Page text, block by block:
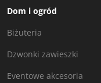
Dom i ogród
Biżuteria
Dzwonki zawieszki
Eventowe akcesoria